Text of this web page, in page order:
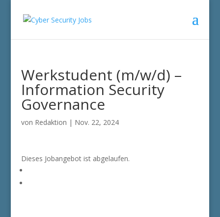
Werkstudent (m/w/d) –
Information Security
Governance
von Redaktion | Nov. 22, 2024
Dieses Jobangebot ist abgelaufen.